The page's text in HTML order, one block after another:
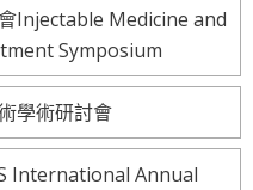
Injectable Medicine and
Symposium
學術研討會
International Annual